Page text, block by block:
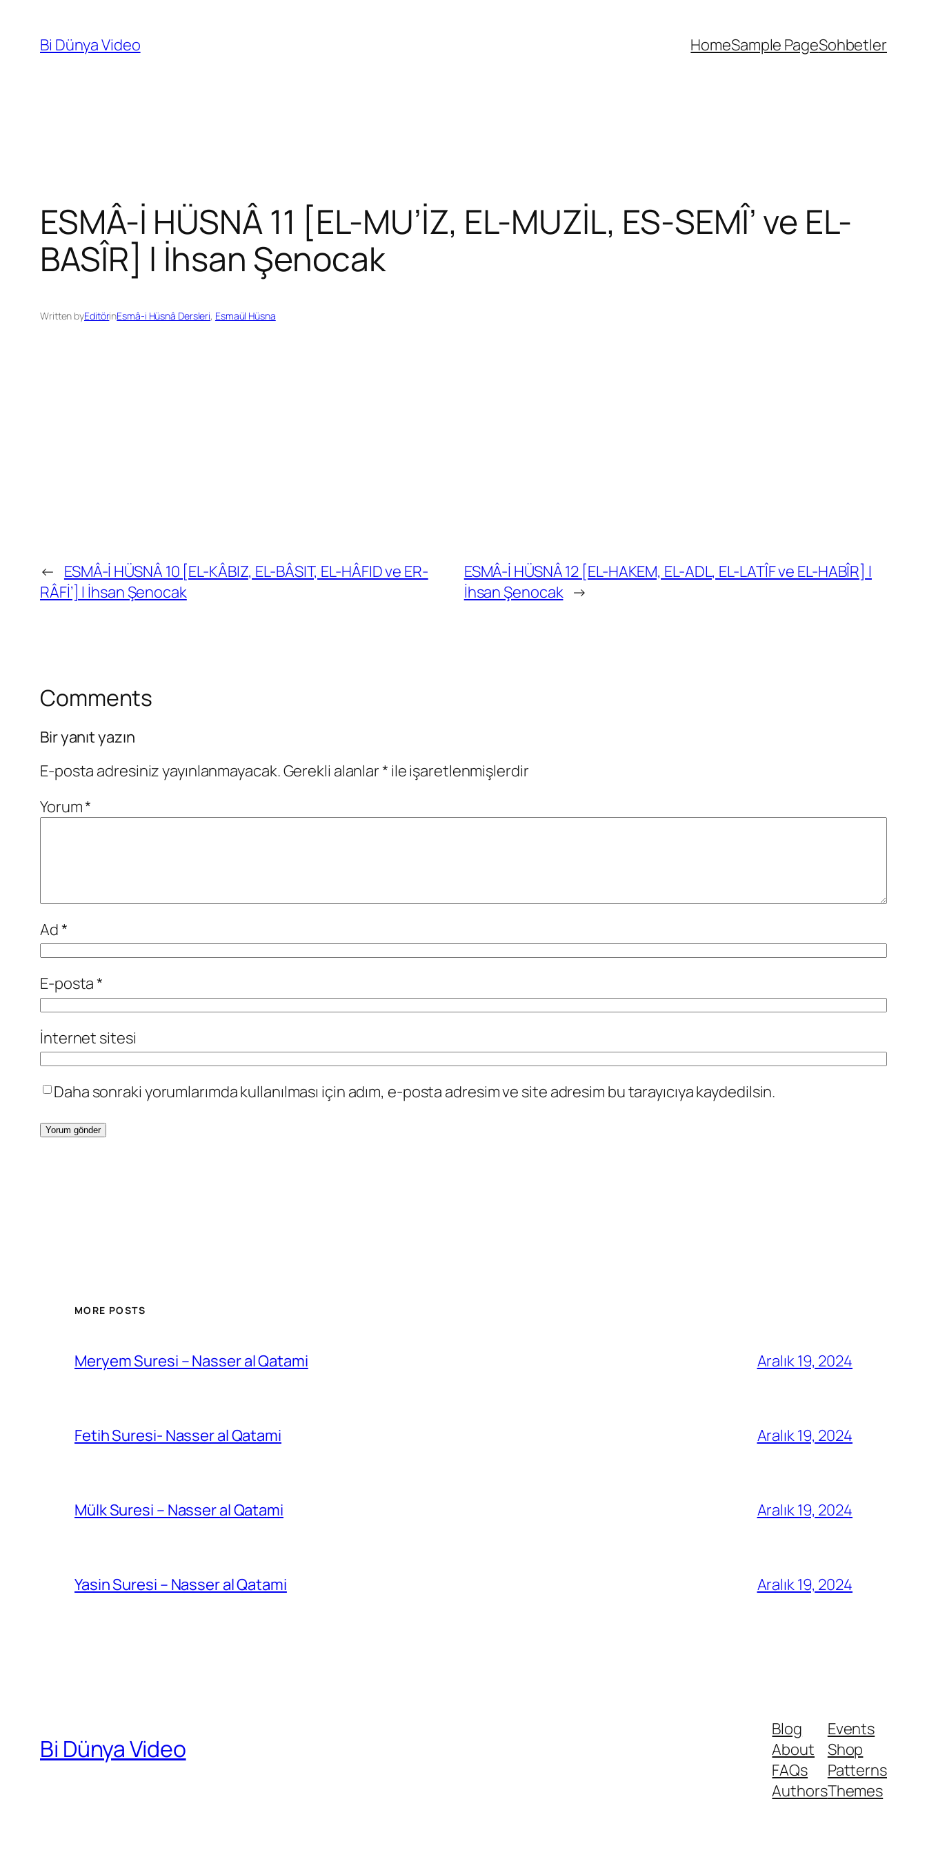
Bi Dünya Video HomeSample PageSohbetler
ESMÂ-İ HÜSNÂ 11 [EL-MU’İZ, EL-MUZİL, ES-SEMÎ’ ve EL-
BASÎR] l İhsan Şenocak
Written byEditörinEsmâ-i Hüsnâ Dersleri, Esmaül Hüsna
← ESMÂ-İ HÜSNÂ 10 [EL-KÂBIZ, EL-BÂSIT, EL-HÂFID ve ER-
RÂFİ’] l İhsan Şenocak
ESMÂ-İ HÜSNÂ 12 [EL-HAKEM, EL-ADL, EL-LATÎF ve EL-HABÎR] l
İhsan Şenocak →
Comments
Bir yanıt yazın
E-posta adresiniz yayınlanmayacak.Gerekli alanlar* ile işaretlenmişlerdir
Yorum*
Ad*
E-posta*
İnternet sitesi
Daha sonraki yorumlarımda kullanılması için adım, e-posta adresim ve site adresim bu tarayıcıya kaydedilsin.
MORE POSTS
Meryem Suresi – Nasser al Qatami Aralık 19, 2024
Fetih Suresi- Nasser al Qatami Aralık 19, 2024
Mülk Suresi – Nasser al Qatami Aralık 19, 2024
Yasin Suresi – Nasser al Qatami Aralık 19, 2024
Bi Dünya Video
Blog
About
FAQs
Authors
Events
Shop
Patterns
Themes